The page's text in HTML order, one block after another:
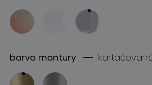
o značce
pro profesionály
store locator
barva montury